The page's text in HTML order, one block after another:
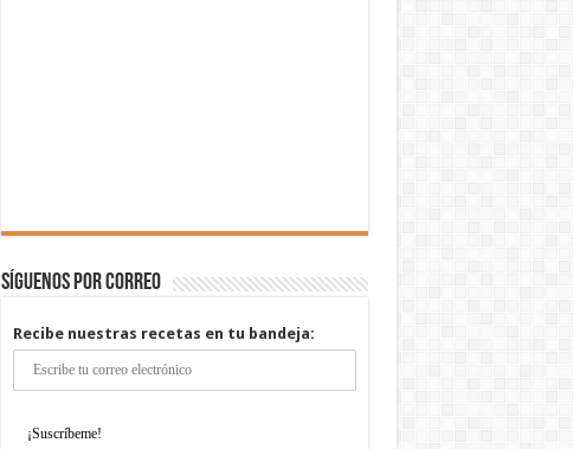
Síguenos por correo
Recibe nuestras recetas en tu bandeja: